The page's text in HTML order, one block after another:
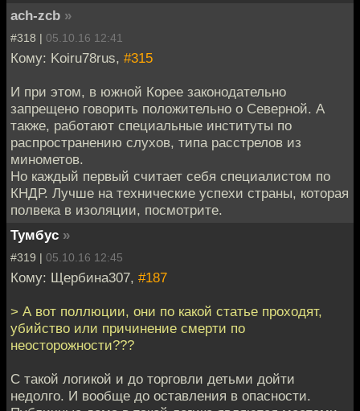
ach-zcb »
#318 | 05.10.16 12:41
Кому: Koiru78rus, #315
И при этом, в южной Корее законодательно
запрещено говорить положительно о Северной. А
также, работают специальные институты по
распространению слухов, типа расстрелов из
минометов.
Но каждый первый считает себя специалистом по
КНДР. Лучше на технические успехи страны, которая
полвека в изоляции, посмотрите.
Тумбус »
#319 | 05.10.16 12:45
Кому: Щербина307, #187
> А вот поллюции, они по какой статье проходят,
убийство или причинение смерти по
неосторожности???
С такой логикой и до торговли детьми дойти
недолго. И вообще до оставления в опасности.